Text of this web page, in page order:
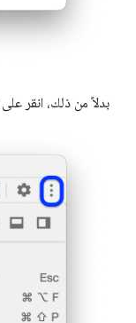
بدلاً من ذلك، انقر على